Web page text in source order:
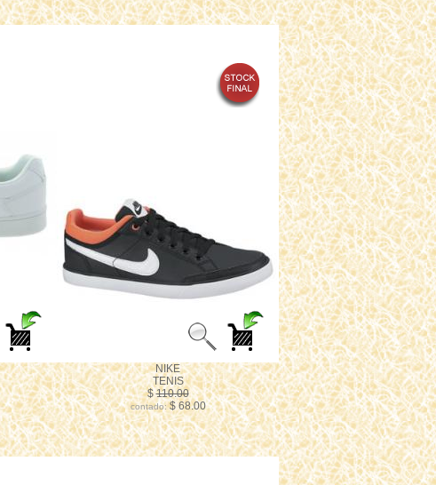
NIKE
TENIS
$110.00
contado:$ 68.00